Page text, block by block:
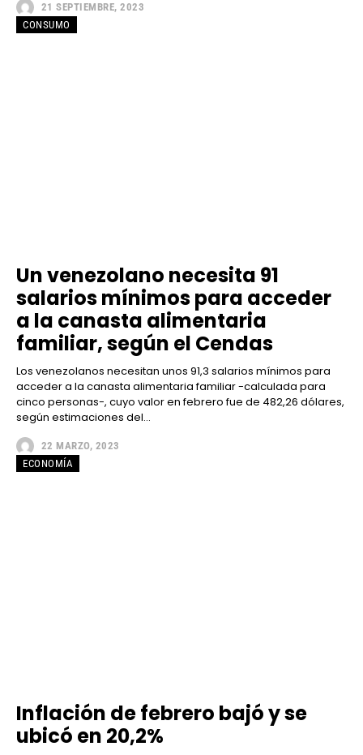
21 SEPTIEMBRE, 2023
CONSUMO
Un venezolano necesita 91
salarios mínimos para acceder
a la canasta alimentaria
familiar, según el Cendas
Los venezolanos necesitan unos 91,3 salarios mínimos para
acceder a la canasta alimentaria familiar -calculada para
cinco personas-, cuyo valor en febrero fue de 482,26 dólares,
según estimaciones del...
22 MARZO, 2023
ECONOMÍA
Inflación de febrero bajó y se
ubicó en 20,2%